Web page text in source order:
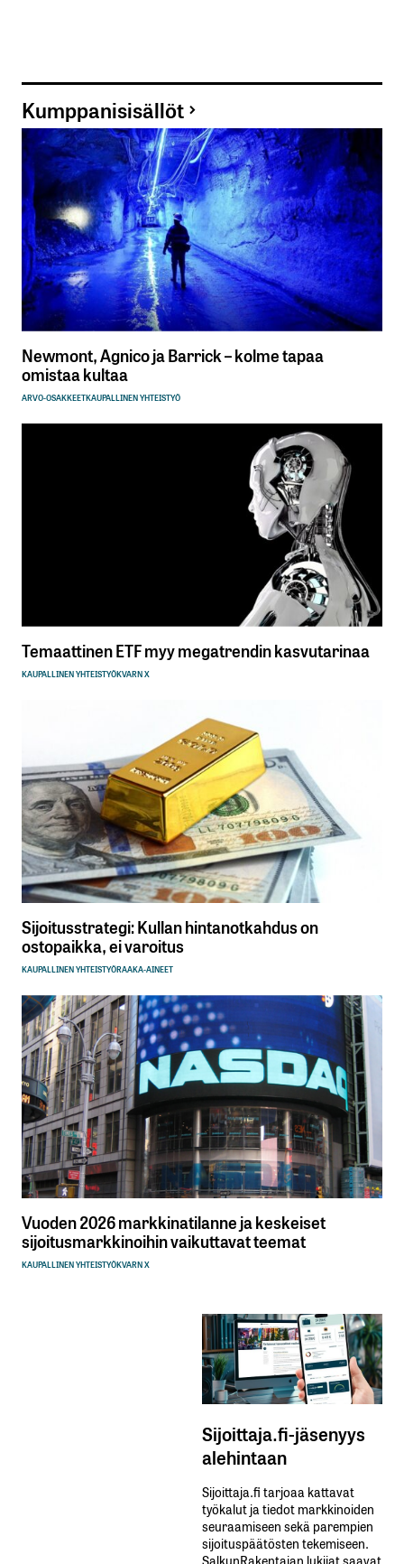
Kumppanisisällöt
Newmont, Agnico ja Barrick – kolme tapaa
omistaa kultaa
ARVO-OSAKKEETKAUPALLINEN YHTEISTYÖ
Temaattinen ETF myy megatrendin kasvutarinaa
KAUPALLINEN YHTEISTYÖKVARN X
Sijoitusstrategi: Kullan hintanotkahdus on
ostopaikka, ei varoitus
KAUPALLINEN YHTEISTYÖRAAKA-AINEET
Vuoden 2026 markkinatilanne ja keskeiset
sijoitusmarkkinoihin vaikuttavat teemat
KAUPALLINEN YHTEISTYÖKVARN X
Sijoittaja.fi-jäsenyys
alehintaan
Sijoittaja.fi tarjoaa kattavat
työkalut ja tiedot markkinoiden
seuraamiseen sekä parempien
sijoituspäätösten tekemiseen.